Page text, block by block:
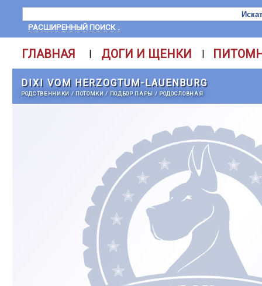
РАСШИРЕННЫЙ ПОИСК ↓
ГЛАВНАЯ | ДОГИ И ЩЕНКИ |
DIXI VOM HERZOGTUM-LAUENBURG
РОДСТВЕННИКИ / ПОТОМКИ/ ПОДБОР ПАРЫ / РОДОСЛОВНАЯ